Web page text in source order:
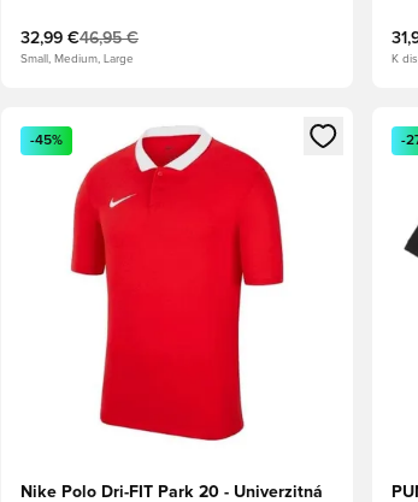
32,99 €46,95 €
Small, Medium, Large K
ako člen
Otvorí modál na prihlásenie alebo registráciu ako
-45%
Nike Polo Dri-FIT Park 20 - Univerzitná
-